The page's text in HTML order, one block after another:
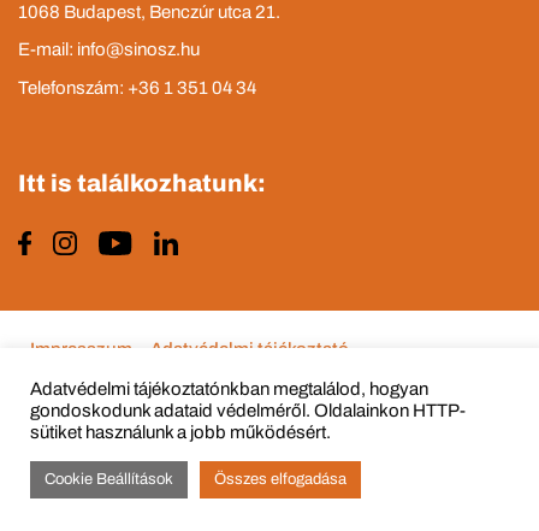
1068 Budapest, Benczúr utca 21.
E-mail: info@sinosz.hu
Telefonszám: +36 1 351 04 34
Itt is találkozhatunk:
© Copyright 2015 - 2022 All Rights Reserved
Impresszum Adatvédelmi tájékoztató
Adatvédelmi tájékoztatónkban megtalálod, hogyan
gondoskodunk adataid védelméről. Oldalainkon HTTP-
sütiket használunk a jobb működésért.
Cookie Beállítások Összes elfogadása